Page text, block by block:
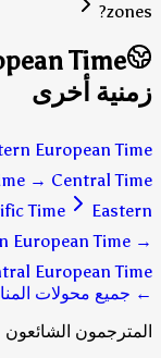
zones?
زمنية أخرى
European Time
→ Central Time
Time
Eastern
European Time →
European Time
← جميع محولات
المترجمون الشائعون